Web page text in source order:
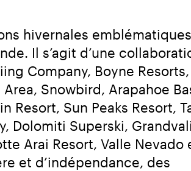
hivernales
Il s’agit d’une
Company, Boyne Resorts,
Snowbird, Arapahoe
Resort, Sun Peaks Resort,
Dolomiti Superski,
Arai Resort, Valle Nevado
et d’indépendance, des